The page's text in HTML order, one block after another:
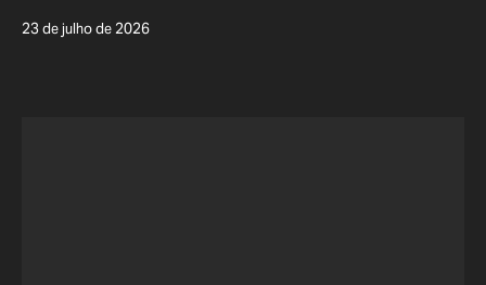
23 de julho de 2026